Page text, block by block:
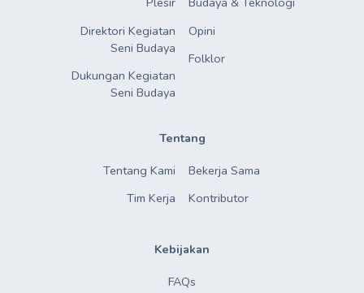
Direktori Kegiatan
Seni Budaya
Dukungan Kegiatan
Seni Budaya
Opini
Folklor
Tentang
Tentang Kami
Tim Kerja
Bekerja Sama
Kontributor
Kebijakan
FAQs